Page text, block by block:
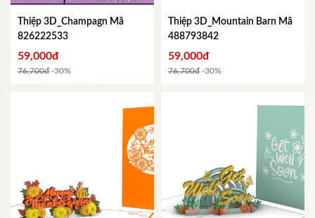
Thiệp 3D_Champagn Mã
826222533
59,000đ
76,700đ -30%
Thiệp 3D_Mountain Barn Mã
488793842
59,000đ
76,700đ -30%